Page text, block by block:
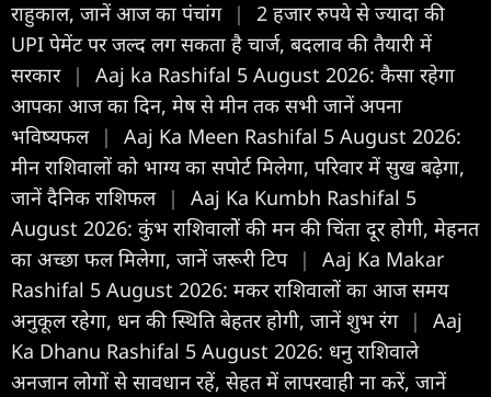
राहुकाल, जानें आज का पंचांग |
2 हजार रुपये से ज्यादा की
UPI पेमेंट पर जल्द लग सकता है चार्ज, बदलाव की तैयारी में
सरकार |
Aaj ka Rashifal 5 August 2026: कैसा रहेगा
आपका आज का द‍िन, मेष से मीन तक सभी जानें अपना
भविष्यफल |
Aaj Ka Meen Rashifal 5 August 2026:
मीन राशिवालों को भाग्य का सपोर्ट मिलेगा, परिवार में सुख बढ़ेगा,
जानें दैनिक राशिफल |
Aaj Ka Kumbh Rashifal 5
August 2026: कुंभ राशिवालोें की मन की चिंता दूर होगी, मेहनत
का अच्छा फल मिलेगा, जानें जरूरी टिप |
Aaj Ka Makar
Rashifal 5 August 2026: मकर राशिवालों का आज समय
अनुकूल रहेगा, धन की स्थिति बेहतर होगी, जानें शुभ रंग |
Aaj
Ka Dhanu Rashifal 5 August 2026: धनु राशिवाले
अनजान लोगों से सावधान रहें, सेहत में लापरवाही ना करें, जानें